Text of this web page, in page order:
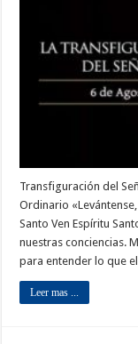
Transfiguración del
Ordinario
Santo Ven Espíritu
nuestras conciencias.
para entender lo que
Leer mas ...